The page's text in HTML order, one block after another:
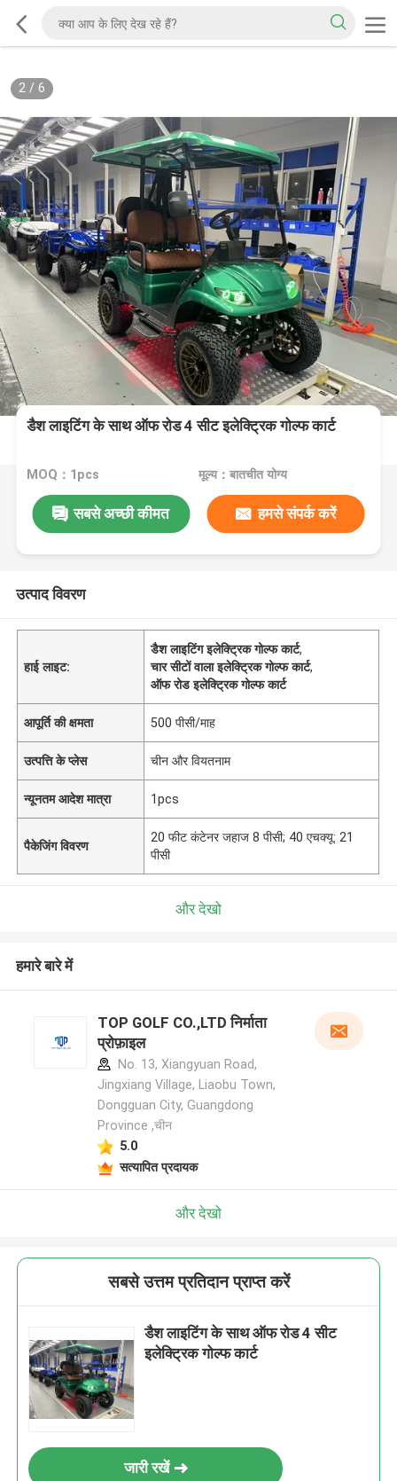
2/ 6
डैश लाइटिंग के साथ ऑफ रोड 4 सीट इलेक्ट्रिक गोल्फ कार्ट
MOQ：1pcs मूल्य：बातचीत योग्य
सबसे अच्छी कीमत हमसे संपर्क करें
उत्पाद विवरण
हाई लाइट:
डैश लाइटिंग इलेक्ट्रिक गोल्फ कार्ट,
चार सीटों वाला इलेक्ट्रिक गोल्फ कार्ट,
ऑफ रोड इलेक्ट्रिक गोल्फ कार्ट
आपूर्ति की क्षमता 500 पीसी/माह
उत्पत्ति के प्लेस चीन और वियतनाम
न्यूनतम आदेश मात्रा 1pcs
पैकेजिंग विवरण
20 फीट कंटेनर जहाज 8 पीसी; 40 एचक्यू: 21
पीसी
और देखो
हमारे बारे में
TOP GOLF CO.,LTD निर्माता
प्रोफ़ाइल
No. 13, Xiangyuan Road,
Jingxiang Village, Liaobu Town,
Dongguan City, Guangdong
Province ,चीन
5.0
सत्यापित प्रदायक
और देखो
सबसे उत्तम प्रतिदान प्राप्त करें
डैश लाइटिंग के साथ ऑफ रोड 4 सीट
इलेक्ट्रिक गोल्फ कार्ट
जारी रखें